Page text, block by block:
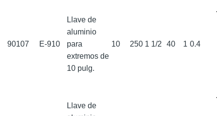
90107 E-910
Llave de
aluminio
para
extremos de
10 pulg.
10 250 1 1/2 40 1 0.4
Llave de